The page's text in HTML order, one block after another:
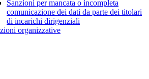
Sanzioni per mancata o incompleta
comunicazione dei dati da parte dei titolari
di incarichi dirigenziali
organizzative